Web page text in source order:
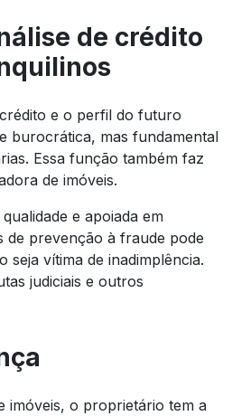
de crédito
e o perfil do futuro
burocrática, mas fundamental
Essa função também faz
de imóveis.
e apoiada em
prevenção à fraude pode
seja vítima de inadimplência.
judiciais e outros
imóveis, o proprietário tem a